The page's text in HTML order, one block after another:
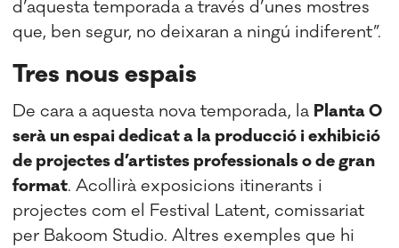
d’aquesta temporada a través d’unes mostres
que, ben segur, no deixaran a ningú indiferent”.
Tres nous espais
De cara a aquesta nova temporada, la Planta 0
serà un espai dedicat a la producció i exhibició
de projectes d’artistes professionals o de gran
format. Acollirà exposicions itinerants i
projectes com el Festival Latent, comissariat
per Bakoom Studio. Altres exemples que hi